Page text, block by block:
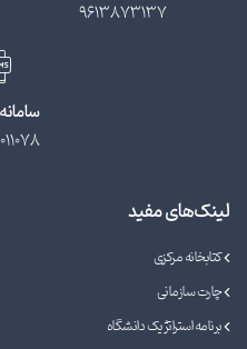
9613873137
لینک‌های مفید
کتابخانه مرکزی
چارت سازمانی
برنامه استراتژیک دانشگاه